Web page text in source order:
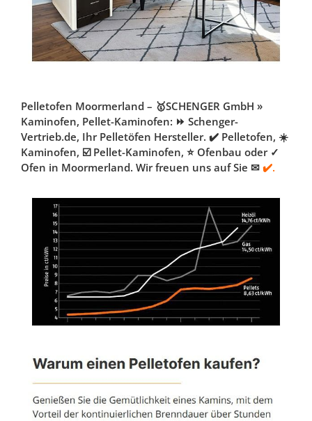
Pelletofen Moormerland – 🥇SCHENGER GmbH »
Kaminofen, Pellet-Kaminofen: ⏩ Schenger-
Vertrieb.de, Ihr Pelletöfen Hersteller. ✔️ Pelletofen, ☀️
Kaminofen, ☑️ Pellet-Kaminofen, ⭐ Ofenbau oder ✓
Ofen in Moormerland. Wir freuen uns auf Sie ✉ ✔️.